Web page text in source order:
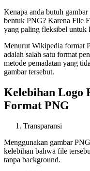
Kenapa anda butuh
bentuk PNG? Karena File
yang paling fleksibel untuk
Menurut Wikipedia format
adalah salah satu format
metode pemadatan yang
gambar tersebut.
Kelebihan Logo
Format PNG
Transparansi
Menggunakan gambar
kelebihan bahwa file
tanpa background.